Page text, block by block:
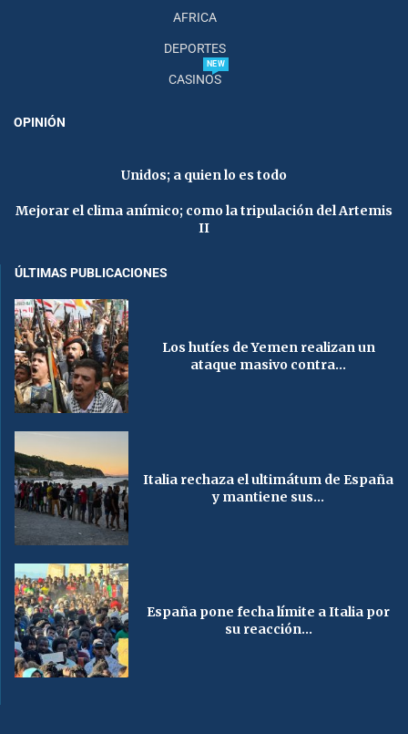
AFRICA
DEPORTES
CASINOS
NEW
OPINIÓN
Unidos; a quien lo es todo
Mejorar el clima anímico; como la tripulación del Artemis
II
ÚLTIMAS PUBLICACIONES
Los hutíes de Yemen realizan un
ataque masivo contra...
Italia rechaza el ultimátum de España
y mantiene sus...
España pone fecha límite a Italia por
su reacción...